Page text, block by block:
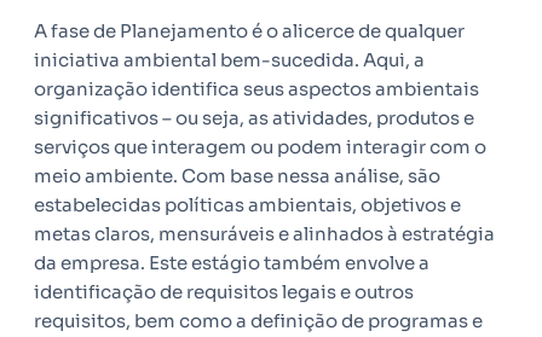
A fase de Planejamento é o alicerce de qualquer
iniciativa ambiental bem-sucedida. Aqui, a
organização identifica seus aspectos ambientais
significativos – ou seja, as atividades, produtos e
serviços que interagem ou podem interagir com o
meio ambiente. Com base nessa análise, são
estabelecidas políticas ambientais, objetivos e
metas claros, mensuráveis e alinhados à estratégia
da empresa. Este estágio também envolve a
identificação de requisitos legais e outros
requisitos, bem como a definição de programas e